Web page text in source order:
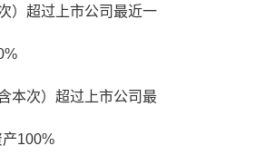
）超过上市公司最近一
本次）超过上市公司最
100%